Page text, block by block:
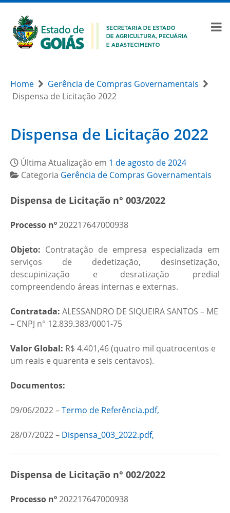
Home
Gerência de Compras Governamentais
Dispensa de Licitação 2022
Dispensa de Licitação 2022
Última Atualização em 1 de agosto de 2024
Categoria Gerência de Compras Governamentais
Dispensa de Licitação n° 003/2022
Processo nº202217647000938
Objeto: Contratação de empresa especializada em
serviços de dedetização, desinsetização,
descupinização e desratização predial
compreendendo áreas internas e externas.
Contratada: ALESSANDRO DE SIQUEIRA SANTOS – ME
– CNPJ n° 12.839.383/0001-75
Valor Global: R$ 4.401,46 (quatro mil quatrocentos e
um reais e quarenta e seis centavos)​.
Documentos:
09/06/2022 –Termo de Referência.pdf,
28/07/2022 – Dispensa_003_2022.pdf,
Dispensa de Licitação n° 002/2022
Processo nº202217647000938